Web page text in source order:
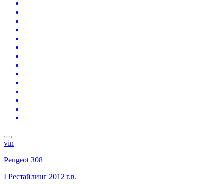
vin
Peugeot 308
I Рестайлинг 2012 г.в.